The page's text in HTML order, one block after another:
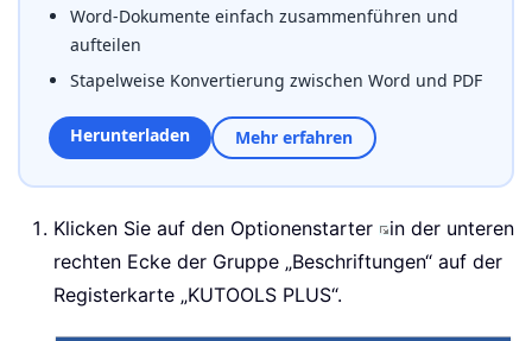
Word-Dokumente einfach zusammenführen und
aufteilen
Stapelweise Konvertierung zwischen Word und PDF
Herunterladen Mehr erfahren
Klicken Sie auf den Optionenstarter
in der unteren
rechten Ecke der Gruppe „Beschriftungen“ auf der
Registerkarte „KUTOOLS PLUS“.